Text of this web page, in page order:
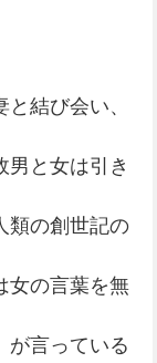
結び会い、
男と女は引き
類の創世記の
女の言葉を無
が言っている